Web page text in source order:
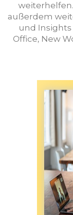
außerdem
und
Office, New